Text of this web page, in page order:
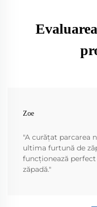
Zoe
"A curățat parcarea
ultima furtună de
funcționează
zăpadă."